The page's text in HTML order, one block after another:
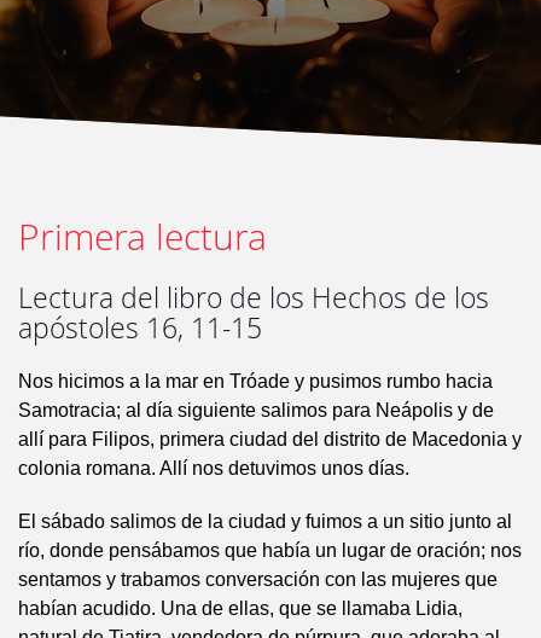
Primera lectura
Lectura del libro de los Hechos de los
apóstoles 16, 11-15
Nos hicimos a la mar en Tróade y pusimos rumbo hacia
Samotracia; al día siguiente salimos para Neápolis y de
allí para Filipos, primera ciudad del distrito de Macedonia y
colonia romana. Allí nos detuvimos unos días.
El sábado salimos de la ciudad y fuimos a un sitio junto al
río, donde pensábamos que había un lugar de oración; nos
sentamos y trabamos conversación con las mujeres que
habían acudido. Una de ellas, que se llamaba Lidia,